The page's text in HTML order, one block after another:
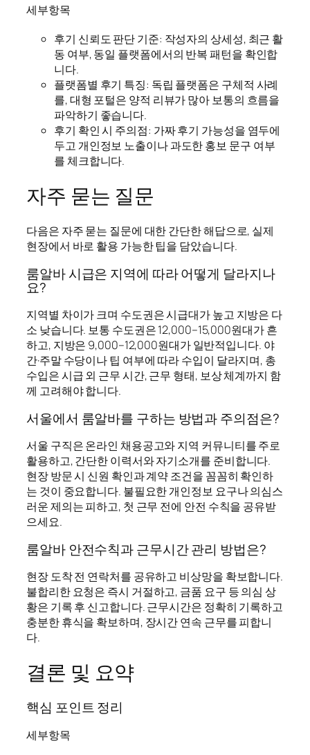
세부항목
후기 신뢰도 판단 기준: 작성자의 상세성, 최근 활
동 여부, 동일 플랫폼에서의 반복 패턴을 확인합
니다.
플랫폼별 후기 특징: 독립 플랫폼은 구체적 사례
를, 대형 포털은 양적 리뷰가 많아 보통의 흐름을
파악하기 좋습니다.
후기 확인 시 주의점: 가짜 후기 가능성을 염두에
두고 개인정보 노출이나 과도한 홍보 문구 여부
를 체크합니다.
자주 묻는 질문
다음은 자주 묻는 질문에 대한 간단한 해답으로, 실제
현장에서 바로 활용 가능한 팁을 담았습니다.
룸알바 시급은 지역에 따라 어떻게 달라지나
요?
지역별 차이가 크며 수도권은 시급대가 높고 지방은 다
소 낮습니다. 보통 수도권은 12,000–15,000원대가 흔
하고, 지방은 9,000–12,000원대가 일반적입니다. 야
간·주말 수당이나 팁 여부에 따라 수입이 달라지며, 총
수입은 시급 외 근무 시간, 근무 형태, 보상 체계까지 함
께 고려해야 합니다.
서울에서 룸알바를 구하는 방법과 주의점은?
서울 구직은 온라인 채용공고와 지역 커뮤니티를 주로
활용하고, 간단한 이력서와 자기소개를 준비합니다.
현장 방문 시 신원 확인과 계약 조건을 꼼꼼히 확인하
는 것이 중요합니다. 불필요한 개인정보 요구나 의심스
러운 제의는 피하고, 첫 근무 전에 안전 수칙을 공유받
으세요.
룸알바 안전수칙과 근무시간 관리 방법은?
현장 도착 전 연락처를 공유하고 비상망을 확보합니다.
불합리한 요청은 즉시 거절하고, 금품 요구 등 의심 상
황은 기록 후 신고합니다. 근무시간은 정확히 기록하고
충분한 휴식을 확보하며, 장시간 연속 근무를 피합니
다.
결론 및 요약
핵심 포인트 정리
세부항목